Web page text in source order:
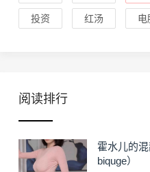
投资 红汤 电
阅读排行
霍水儿的
biquge）